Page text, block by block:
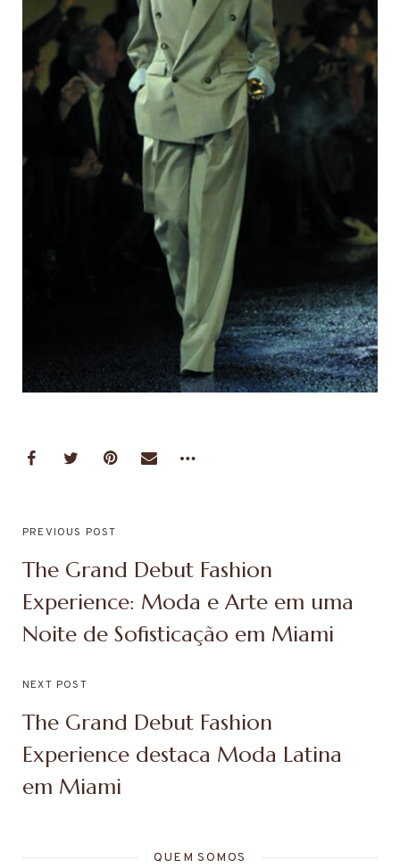
PREVIOUS POST
The Grand Debut Fashion
Experience: Moda e Arte em uma
Noite de Sofisticação em Miami
NEXT POST
The Grand Debut Fashion
Experience destaca Moda Latina
em Miami
QUEM SOMOS